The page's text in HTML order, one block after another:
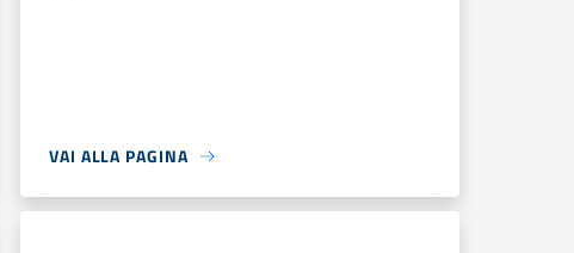
VAI ALLA PAGINA